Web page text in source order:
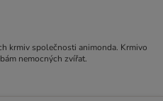
krmiv společnosti animonda. Krmivo
nemocných zvířat.